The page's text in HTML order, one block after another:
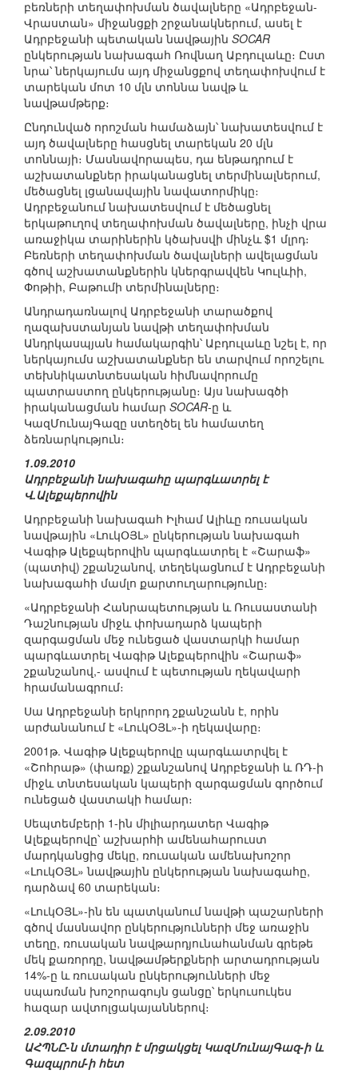
բեռների տեղափոխման ծավալները «Ադրբեջան-
Վրաստան» միջանցքի շրջանակներում, ասել է
Ադրբեջանի պետական նավթային SOCAR
ընկերության նախագահ Ռովնաղ Աբդուլաևը։ Ըստ
նրա՝ ներկայումս այդ միջանցքով տեղափոխվում է
տարեկան մոտ 10 մլն տոննա նավթ և
նավթամթերք։
Ընդունված որոշման համաձայն՝ նախատեսվում է
այդ ծավալները հասցնել տարեկան 20 մլն
տոննայի։ Մասնավորապես, դա ենթադրում է
աշխատանքներ իրականացնել տերմինալներում,
մեծացնել լցանավային նավատորմիկը։
Ադրբեջանում նախատեսվում է մեծացնել
երկաթուղով տեղափոխման ծավալները, ինչի վրա
առաջիկա տարիներին կծախսվի մինչև $1 մլրդ։
Բեռների տեղափոխման ծավալների ավելացման
գծով աշխատանքներին կներգրավվեն Կուլևիի,
Փոթիի, Բաթումի տերմինալները։
Անդրադառնալով Ադրբեջանի տարածքով
ղազախստանյան նավթի տեղափոխման
Անդրկասպյան համակարգին՝ Աբդուլաևը նշել է, որ
ներկայումս աշխատանքներ են տարվում որոշելու
տեխնիկատնտեսական հիմնավորումը
պատրաստող ընկերությանը։ Այս նախագծի
իրականացման համար SOCAR-ը և
ԿազՄունայԳազը ստեղծել են համատեղ
ձեռնարկություն։
1.09.2010
Ադրբեջանի նախագահը պարգևատրել է
Վ.Ալեքպերովին
Ադրբեջանի նախագահ Իլհամ Ալիևը ռուսական
նավթային «ԼուկՕՅԼ» ընկերության նախագահ
Վագիթ Ալեքպերովին պարգևատրել է «Շարաֆ»
(պատիվ) շքանշանով, տեղեկացնում է Ադրբեջանի
նախագահի մամլո քարտուղարությունը։
«Ադրբեջանի Հանրապետության և Ռուսաստանի
Դաշնության միջև փոխադարձ կապերի
զարգացման մեջ ունեցած վաստարկի համար
պարգևատրել Վագիթ Ալեքպերովին «Շարաֆ»
շքանշանով,- ասվում է պետության ղեկավարի
հրամանագրում։
Սա Ադրբեջանի երկրորդ շքանշանն է, որին
արժանանում է «ԼուկՕՅԼ»-ի ղեկավարը։
2001թ. Վագիթ Ալեքպերովը պարգևատրվել է
«Շոհրաթ» (փառք) շքանշանով Ադրբեջանի և ՌԴ-ի
միջև տնտեսական կապերի զարգացման գործում
ունեցած վաստակի համար։
Սեպտեմբերի 1-ին միլիարդատեր Վագիթ
Ալեքպերովը՝ աշխարհի ամենահարուստ
մարդկանցից մեկը, ռուսական ամենախոշոր
«ԼուկՕՅԼ» նավթային ընկերության նախագահը,
դարձավ 60 տարեկան։
«ԼուկՕՅԼ»-ին են պատկանում նավթի պաշարների
գծով մասնավոր ընկերությունների մեջ առաջին
տեղը, ռուսական նավթարդյունահանման գրեթե
մեկ քառորդը, նավթամթերքների արտադրության
14%-ը և ռուսական ընկերությունների մեջ
սպառման խոշորագույն ցանցը՝ երկուսուկես
հազար ավտոլցակայաններով։
2.09.2010
ԱՀՊՆԸ-ն մտադիր է մրցակցել ԿազՄունայԳազ-ի և
Գազպրոմ-ի հետ